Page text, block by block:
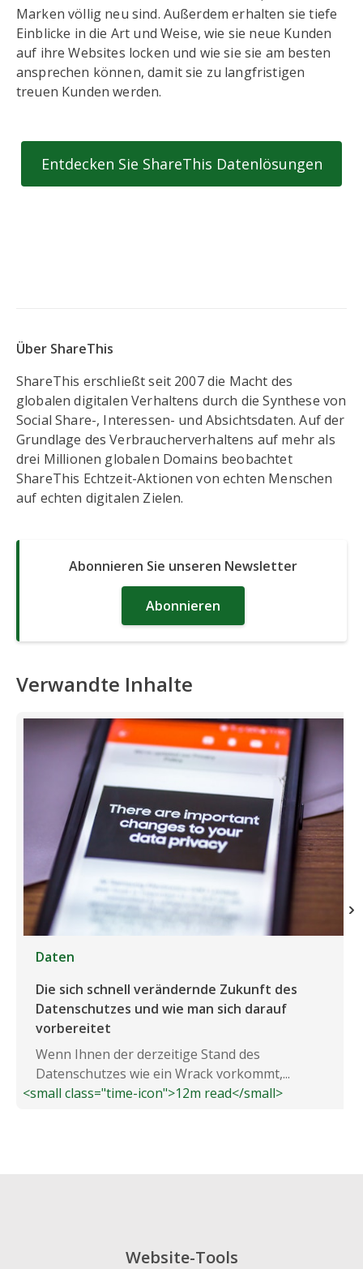
Marken völlig neu sind. Außerdem erhalten sie tiefe
Einblicke in die Art und Weise, wie sie neue Kunden
auf ihre Websites locken und wie sie sie am besten
ansprechen können, damit sie zu langfristigen
treuen Kunden werden.
Entdecken Sie ShareThis Datenlösungen
Über ShareThis
ShareThis erschließt seit 2007 die Macht des
globalen digitalen Verhaltens durch die Synthese von
Social Share-, Interessen- und Absichtsdaten. Auf der
Grundlage des Verbraucherverhaltens auf mehr als
drei Millionen globalen Domains beobachtet
ShareThis Echtzeit-Aktionen von echten Menschen
auf echten digitalen Zielen.
Abonnieren Sie unseren Newsletter
Abonnieren
Verwandte Inhalte
Daten
Die sich schnell verändernde Zukunft des
Datenschutzes und wie man sich darauf
vorbereitet
Wenn Ihnen der derzeitige Stand des
Datenschutzes wie ein Wrack vorkommt,...
<small class="time-icon">12m read</small>
Website-Tools